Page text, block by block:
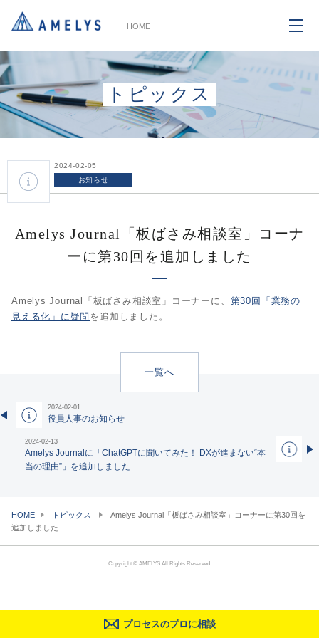
HOME
プロセスのプロに相談
トピックス
2024-02-05
お知らせ
Amelys Journal「板ばさみ相談室」コーナ
ーに第30回を追加しました
Amelys Journal「板ばさみ相談室」コーナーに、 第30回「業務の
見える化」に疑問 を追加しました。
一覧へ
2024-02-01
役員人事のお知らせ
2024-02-13
Amelys Journalに「ChatGPTに聞いてみた！ DXが進まない“本
当の理由”」を追加しました
HOME トピックス
Amelys Journal「板ばさみ相談室」コーナーに第30回を
追加しました
Copyright © AMELYS All Rights Reserved.